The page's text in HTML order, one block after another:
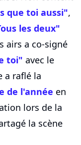
que toi aussi",
les deux"
airs a co-signé
toi" avec le
a raflé la
de l'année en
lors de la
la scène